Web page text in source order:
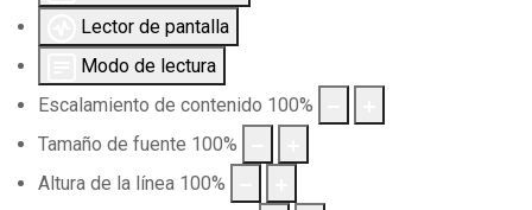
Lector de pantalla
Modo de lectura
Escalamiento de contenido 100%
Tamaño de fuente 100%
Altura de la línea 100%